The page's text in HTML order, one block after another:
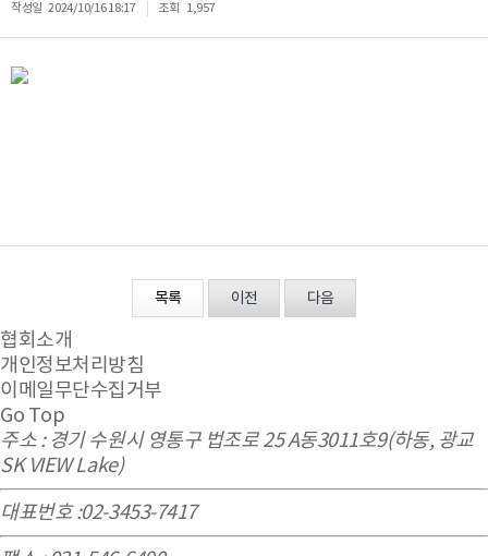
작성일 2024/10/16 18:17 조회 1,957
목록 이전 다음
협회소개
개인정보처리방침
이메일무단수집거부
Go Top
주소 : 경기 수원시 영통구 법조로 25 A동3011호9(하동, 광교
SK VIEW Lake)
대표번호 :02-3453-7417